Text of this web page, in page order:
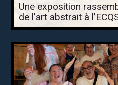
Une exposition
de l’art abstrait à